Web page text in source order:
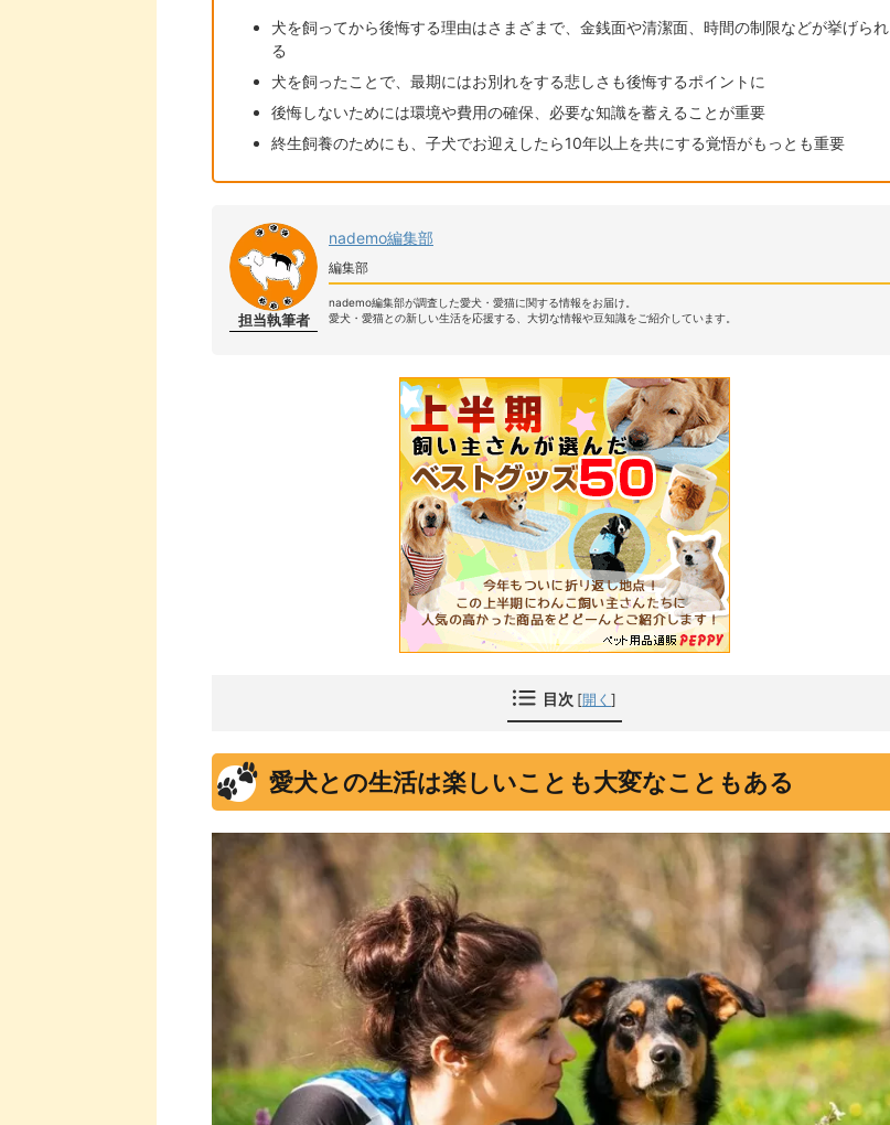
犬を飼ってから後悔する理由はさまざまで、金銭面や清潔面、時間の制限などが挙げられ
る
犬を飼ったことで、最期にはお別れをする悲しさも後悔するポイントに
後悔しないためには環境や費用の確保、必要な知識を蓄えることが重要
終生飼養のためにも、子犬でお迎えしたら10年以上を共にする覚悟がもっとも重要
担当執筆者
nademo編集部
編集部
nademo編集部が調査した愛犬・愛猫に関する情報をお届け。
愛犬・愛猫との新しい生活を応援する、大切な情報や豆知識をご紹介しています。
目次 [開く ]
愛犬との生活は楽しいことも大変なこともある